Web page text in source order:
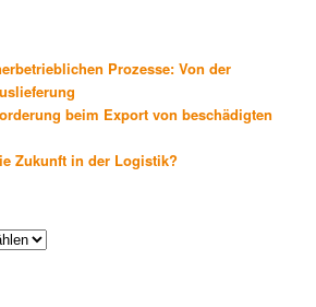
Prozesse: Von der
beim Export von beschädigten
Zukunft in der Logistik?